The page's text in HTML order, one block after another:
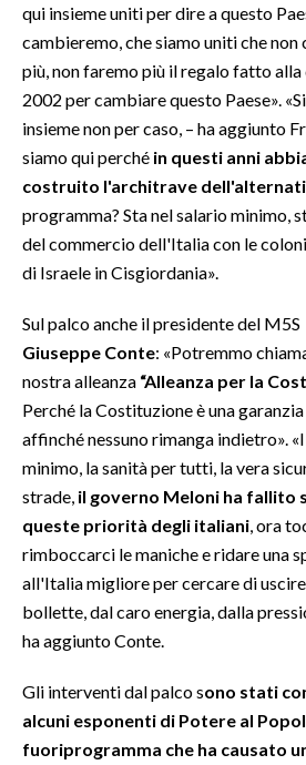
3 MINUTI CON
INSULARITÀ
INFO AZIENDE
ABBONATI
ANNUNCI
NECROLOGI
PUBBLICITÀ
STORE
qui insieme uniti per dire a questo
cambieremo, che siamo uniti che
più, non faremo più il regalo fatto alla
2002 per cambiare questo Paese».
insieme non per caso, – ha aggiunto
siamo qui perché in questi anni
costruito l'architrave
programma? Sta nel salario minimo,
del commercio dell'Italia con le
di Israele in Cisgiordania».
Sul palco anche il presidente del M5S
Giuseppe Conte: «Potremmo
nostra alleanza “Alleanza per la
Perché la Costituzione è una
affinché nessuno rimanga indietro».
minimo, la sanità per tutti, la vera
strade, il governo Meloni ha fallito
queste priorità degli italiani , ora
rimboccarci le maniche e ridare una
all'Italia migliore per cercare di
bollette, dal caro energia, dalla
ha aggiunto Conte.
Gli interventi dal palco sono stati
alcuni esponenti di Potere al
fuoriprogramma che ha causato